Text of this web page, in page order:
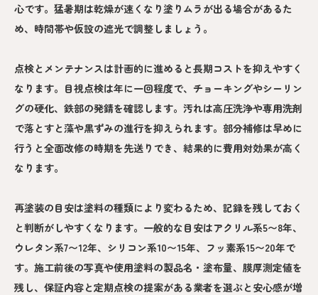
心です。猛暑期は乾燥が速くなり塗りムラが出る場合があるた
め、時間帯や仮設の遮光で調整しましょう。
点検とメンテナンスは計画的に進めると長期コストを抑えやすく
なります。目視点検は年に一回程度で、チョーキングやシーリン
グの硬化、鉄部の発錆を確認します。汚れは高圧洗浄や専用洗剤
で落とすと藻や黒ずみの進行を抑えられます。部分補修は早めに
行うと全面改修の時期を先送りでき、結果的に費用対効果が高く
なります。
再塗装の目安は塗料の種類により変わるため、記録を残しておく
と判断がしやすくなります。一般的な目安はアクリル系5〜8年、
ウレタン系7〜12年、シリコン系10〜15年、フッ素系15〜20年で
す。施工前後の写真や使用塗料の製品名・塗布量、膜厚測定値を
残し、保証内容と定期点検の提案がある業者を選ぶと安心感が増